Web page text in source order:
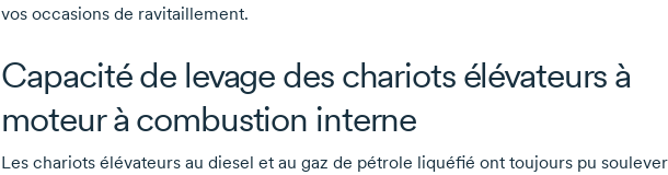
vos occasions de ravitaillement.
Capacité de levage des chariots élévateurs à
moteur à combustion interne
Les chariots élévateurs au diesel et au gaz de pétrole liquéfié ont toujours pu soulever